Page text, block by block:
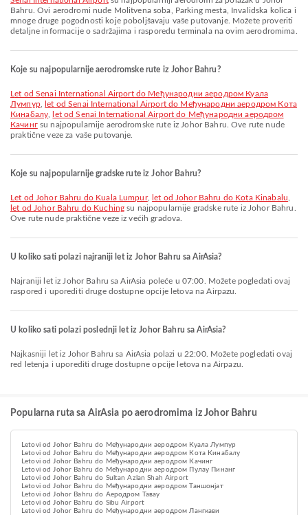
Bahru. Ovi aerodromi nude Molitvena soba, Parking mesta, Invalidska kolica i
mnoge druge pogodnosti koje poboljšavaju vaše putovanje. Možete proveriti
detaljne informacije o sadržajima i rasporedu terminala na ovim aerodromima.
Koje su najpopularnije aerodromske rute iz Johor Bahru?
let od Senai International Airport do Међународни аеродром Куала
Лумпур,
let od Senai International Airport do Међународни аеродром Кота
Кинабалу
let od Senai International Airport do Међународни аеродром
Качингsu najpopularnije aerodromske rute iz Johor Bahru. Ove rute nude
praktične veze za vaše putovanje.
Koje su najpopularnije gradske rute iz Johor Bahru?
let od Johor Bahru do Kuala Lumpur, let od Johor Bahru do Kota Kinabalu
let od Johor Bahru do Kuching su najpopularnije gradske rute iz Johor Bahru.
Ove rute nude praktične veze iz većih gradova.
U koliko sati polazi najraniji let iz Johor Bahru sa AirAsia?
Najraniji let iz Johor Bahru sa AirAsia poleće u 07:00. Možete pogledati ovaj
raspored i uporediti druge dostupne opcije letova na Airpazu.
U koliko sati polazi poslednji let iz Johor Bahru sa AirAsia?
Najkasniji let iz Johor Bahru sa AirAsia polazi u 22:00. Možete pogledati ovaj
red letenja i uporediti druge dostupne opcije letova na Airpazu.
Popularna ruta sa AirAsia po aerodromima iz Johor Bahru
Letovi od Johor Bahru do Међународни аеродром Куала Лумпур
Letovi od Johor Bahru do Међународни аеродром Кота Кинабалу
Letovi od Johor Bahru do Међународни аеродром Качинг
Letovi od Johor Bahru do Међународни аеродром Пулау Пинанг
Letovi od Johor Bahru do Sultan Azlan Shah Airport
Letovi od Johor Bahru do Међународни аеродром Таншонјат
Letovi od Johor Bahru do Aеродром Тавау
Letovi od Johor Bahru do Sibu Airport
Letovi od Johor Bahru do Међународни аеродром Лангкави